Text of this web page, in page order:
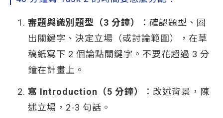
審題與識別題型（3 分鐘）
：確認題型、圈
出關鍵字、決定立場（或討論範圍），在草
稿紙寫下 2 個論點關鍵字。不要花超過 3 分
鐘在計畫上。
寫 Introduction（5 分鐘）
：改述背景，陳
述立場，2-3 句話。